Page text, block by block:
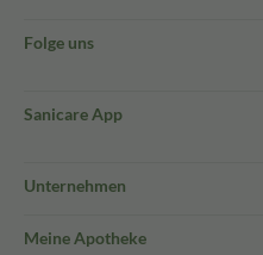
Folge uns
Sanicare App
Unternehmen
Meine Apotheke